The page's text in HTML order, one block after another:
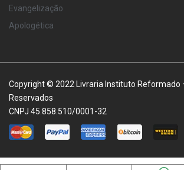
Evangelização
Apologética
Copyright © 2022 Livraria Instituto Reformado
Reservados
CNPJ 45.858.510/0001-32